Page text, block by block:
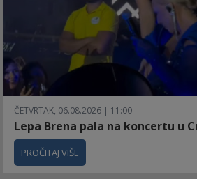
ČETVRTAK, 06.08.2026 | 11:00
Lepa Brena pala na koncertu u
PROČITAJ VIŠE